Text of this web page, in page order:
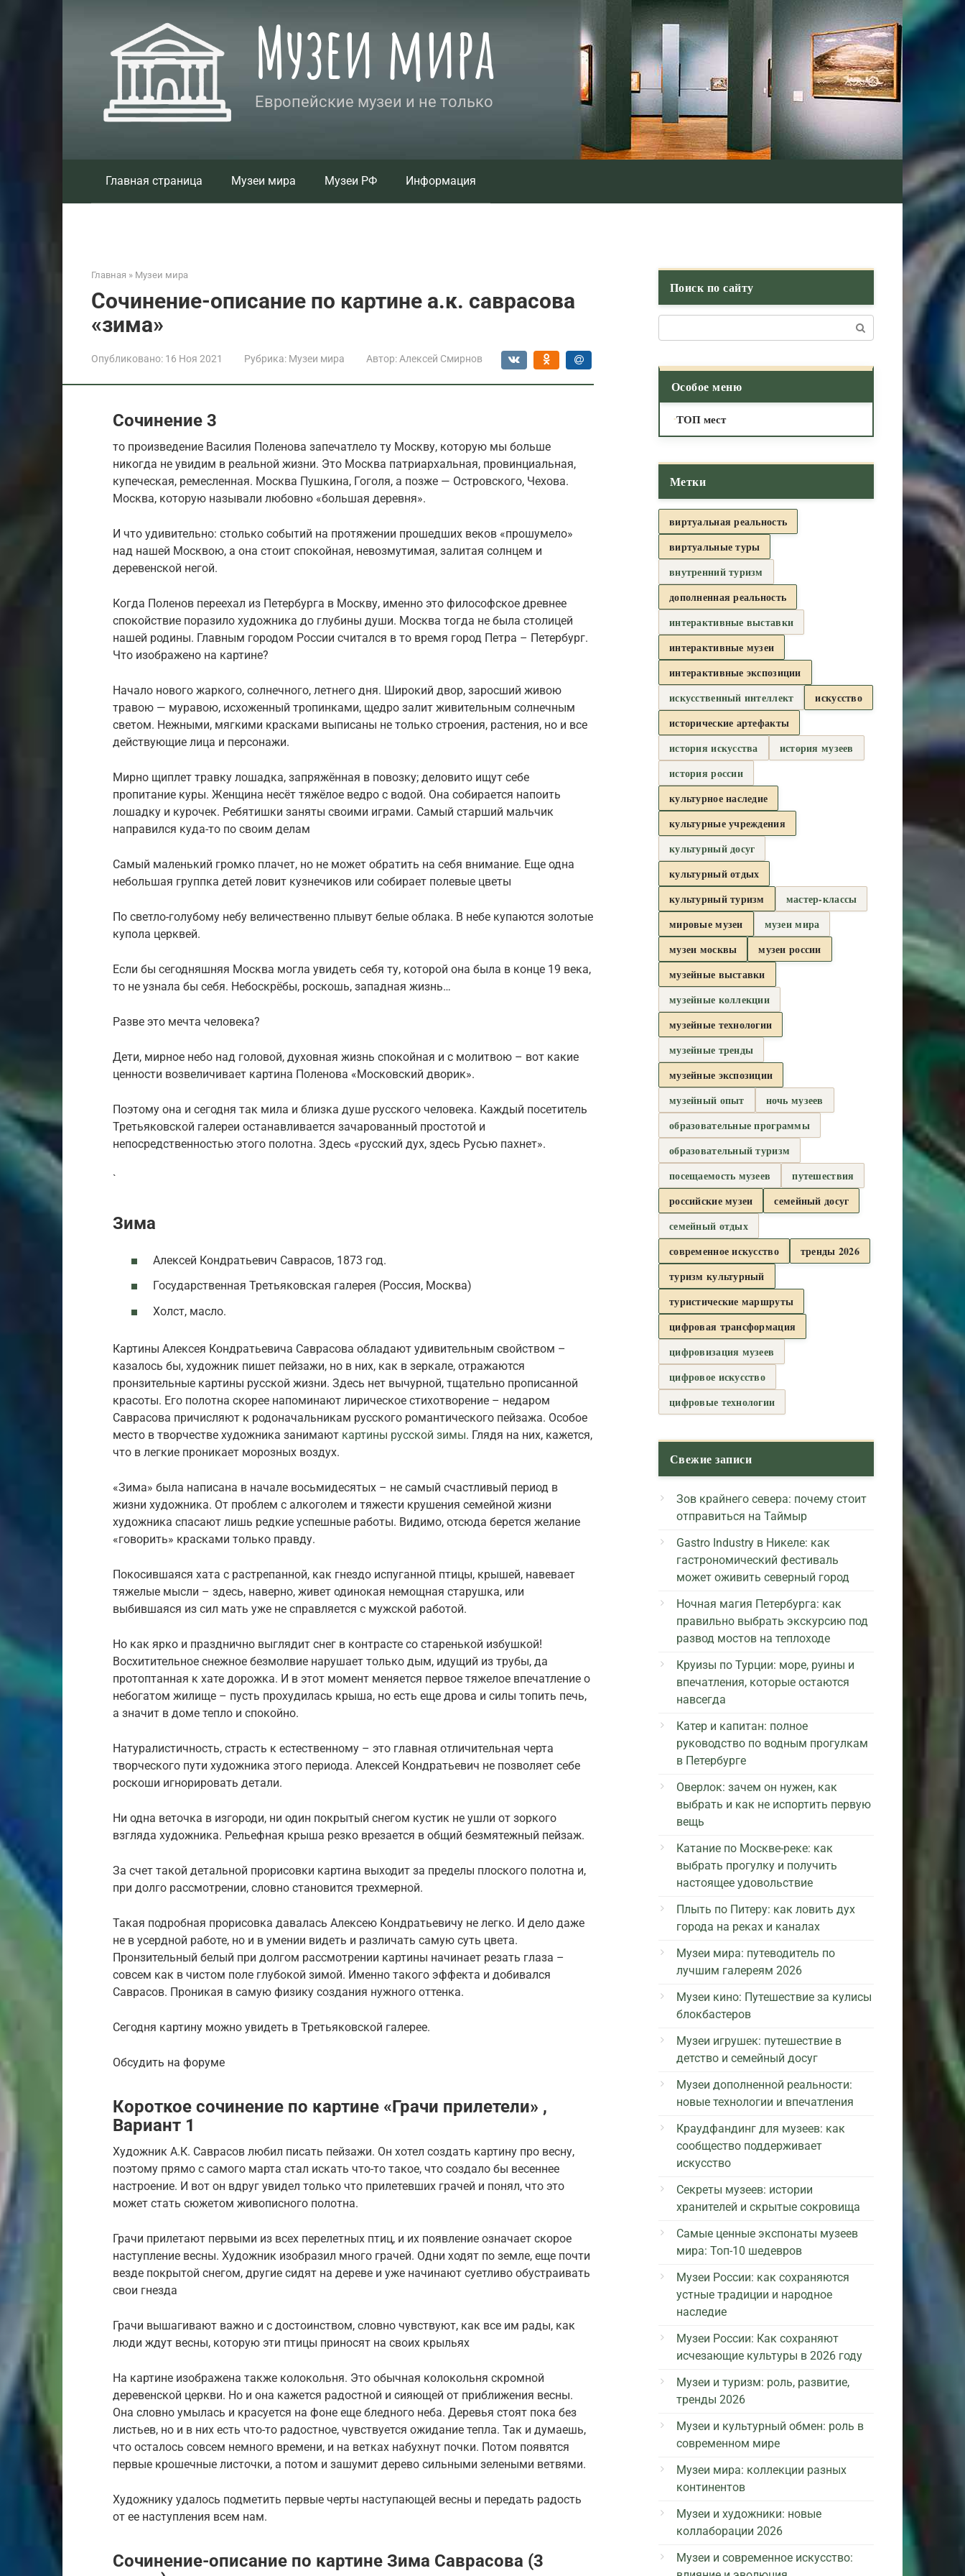
Музеи мира
Европейские музеи и не только
Главная страница Музеи мира Музеи РФ Информация
Главная » Музеи мира
Сочинение-описание по картине а.к. саврасова
«зима»
Опубликовано: 16 Ноя 2021 Рубрика: Музеи мира Автор: Алексей Смирнов
Сочинение 3
то произведение Василия Поленова запечатлело ту Москву, которую мы больше
никогда не увидим в реальной жизни. Это Москва патриархальная, провинциальная,
купеческая, ремесленная. Москва Пушкина, Гоголя, а позже — Островского, Чехова.
Москва, которую называли любовно «большая деревня».
И что удивительно: столько событий на протяжении прошедших веков «прошумело»
над нашей Москвою, а она стоит спокойная, невозмутимая, залитая солнцем и
деревенской негой.
Когда Поленов переехал из Петербурга в Москву, именно это философское древнее
спокойствие поразило художника до глубины души. Москва тогда не была столицей
нашей родины. Главным городом России считался в то время город Петра – Петербург.
Что изображено на картине?
Начало нового жаркого, солнечного, летнего дня. Широкий двор, заросший живою
травою — муравою, исхоженный тропинками, щедро залит живительным солнечным
светом. Нежными, мягкими красками выписаны не только строения, растения, но и все
действующие лица и персонажи.
Мирно щиплет травку лошадка, запряжённая в повозку; деловито ищут себе
пропитание куры. Женщина несёт тяжёлое ведро с водой. Она собирается напоить
лошадку и курочек. Ребятишки заняты своими играми. Самый старший мальчик
направился куда-то по своим делам
Самый маленький громко плачет, но не может обратить на себя внимание. Еще одна
небольшая группка детей ловит кузнечиков или собирает полевые цветы
По светло-голубому небу величественно плывут белые облака. В небе купаются золотые
купола церквей.
Если бы сегодняшняя Москва могла увидеть себя ту, которой она была в конце 19 века,
то не узнала бы себя. Небоскрёбы, роскошь, западная жизнь…
Разве это мечта человека?
Дети, мирное небо над головой, духовная жизнь спокойная и с молитвою – вот какие
ценности возвеличивает картина Поленова «Московский дворик».
Поэтому она и сегодня так мила и близка душе русского человека. Каждый посетитель
Третьяковской галереи останавливается зачарованный простотой и
непосредственностью этого полотна. Здесь «русский дух, здесь Русью пахнет».
`
Зима
Алексей Кондратьевич Саврасов, 1873 год.
Государственная Третьяковская галерея (Россия, Москва)
Холст, масло.
Картины Алексея Кондратьевича Саврасова обладают удивительным свойством –
казалось бы, художник пишет пейзажи, но в них, как в зеркале, отражаются
пронзительные картины русской жизни. Здесь нет вычурной, тщательно прописанной
красоты. Его полотна скорее напоминают лирическое стихотворение – недаром
Саврасова причисляют к родоначальникам русского романтического пейзажа. Особое
место в творчестве художника занимают картины русской зимы. Глядя на них, кажется,
что в легкие проникает морозных воздух.
«Зима» была написана в начале восьмидесятых – не самый счастливый период в
жизни художника. От проблем с алкоголем и тяжести крушения семейной жизни
художника спасают лишь редкие успешные работы. Видимо, отсюда берется желание
«говорить» красками только правду.
Покосившаяся хата с растрепанной, как гнездо испуганной птицы, крышей, навевает
тяжелые мысли – здесь, наверно, живет одинокая немощная старушка, или
выбившаяся из сил мать уже не справляется с мужской работой.
Но как ярко и празднично выглядит снег в контрасте со старенькой избушкой!
Восхитительное снежное безмолвие нарушает только дым, идущий из трубы, да
протоптанная к хате дорожка. И в этот момент меняется первое тяжелое впечатление о
небогатом жилище – пусть прохудилась крыша, но есть еще дрова и силы топить печь,
а значит в доме тепло и спокойно.
Натуралистичность, страсть к естественному – это главная отличительная черта
творческого пути художника этого периода. Алексей Кондратьевич не позволяет себе
роскоши игнорировать детали.
Ни одна веточка в изгороди, ни один покрытый снегом кустик не ушли от зоркого
взгляда художника. Рельефная крыша резко врезается в общий безмятежный пейзаж.
За счет такой детальной прорисовки картина выходит за пределы плоского полотна и,
при долго рассмотрении, словно становится трехмерной.
Такая подробная прорисовка давалась Алексею Кондратьевичу не легко. И дело даже
не в усердной работе, но и в умении видеть и различать самую суть цвета.
Пронзительный белый при долгом рассмотрении картины начинает резать глаза –
совсем как в чистом поле глубокой зимой. Именно такого эффекта и добивался
Саврасов. Проникая в самую физику создания нужного оттенка.
Сегодня картину можно увидеть в Третьяковской галерее.
Обсудить на форуме
Короткое сочинение по картине «Грачи прилетели» ,
Вариант 1
Художник А.К. Саврасов любил писать пейзажи. Он хотел создать картину про весну,
поэтому прямо с самого марта стал искать что-то такое, что создало бы весеннее
настроение. И вот он вдруг увидел только что прилетевших грачей и понял, что это
может стать сюжетом живописного полотна.
Грачи прилетают первыми из всех перелетных птиц, и их появление означает скорое
наступление весны. Художник изобразил много грачей. Одни ходят по земле, еще почти
везде покрытой снегом, другие сидят на дереве и уже начинают суетливо обустраивать
свои гнезда
Грачи вышагивают важно и с достоинством, словно чувствуют, как все им рады, как
люди ждут весны, которую эти птицы приносят на своих крыльях
На картине изображена также колокольня. Это обычная колокольня скромной
деревенской церкви. Но и она кажется радостной и сияющей от приближения весны.
Она словно умылась и красуется на фоне еще бледного неба. Деревья стоят пока без
листьев, но и в них есть что-то радостное, чувствуется ожидание тепла. Так и думаешь,
что осталось совсем немного времени, и на ветках набухнут почки. Потом появятся
первые крошечные листочки, а потом и зашумит дерево сильными зелеными ветвями.
Художнику удалось подметить первые черты наступающей весны и передать радость
от ее наступления всем нам.
Сочинение-описание по картине Зима Саврасова (3
Поиск по сайту
Особое меню
ТОП мест
Метки
виртуальная реальность
виртуальные туры
внутренний туризм
дополненная реальность
интерактивные выставки
интерактивные музеи
интерактивные экспозиции
искусственный интеллект
искусство
исторические артефакты
история искусства
история музеев
история россии
культурное наследие
культурные учреждения
культурный досуг
культурный отдых
культурный туризм
мастер-классы
мировые музеи
музеи мира
музеи москвы
музеи россии
музейные выставки
музейные коллекции
музейные технологии
музейные тренды
музейные экспозиции
музейный опыт
ночь музеев
образовательные программы
образовательный туризм
посещаемость музеев
путешествия
российские музеи
семейный досуг
семейный отдых
современное искусство
тренды 2026
туризм культурный
туристические маршруты
цифровая трансформация
цифровизация музеев
цифровое искусство
цифровые технологии
Свежие записи
Зов крайнего севера: почему стоит
отправиться на Таймыр
Gastro Industry в Никеле: как
гастрономический фестиваль
может оживить северный город
Ночная магия Петербурга: как
правильно выбрать экскурсию под
развод мостов на теплоходе
Круизы по Турции: море, руины и
впечатления, которые остаются
навсегда
Катер и капитан: полное
руководство по водным прогулкам
в Петербурге
Оверлок: зачем он нужен, как
выбрать и как не испортить первую
вещь
Катание по Москве-реке: как
выбрать прогулку и получить
настоящее удовольствие
Плыть по Питеру: как ловить дух
города на реках и каналах
Музеи мира: путеводитель по
лучшим галереям 2026
Музеи кино: Путешествие за кулисы
блокбастеров
Музеи игрушек: путешествие в
детство и семейный досуг
Музеи дополненной реальности:
новые технологии и впечатления
Краудфандинг для музеев: как
сообщество поддерживает
искусство
Секреты музеев: истории
хранителей и скрытые сокровища
Самые ценные экспонаты музеев
мира: Топ-10 шедевров
Музеи России: как сохраняются
устные традиции и народное
наследие
Музеи России: Как сохраняют
исчезающие культуры в 2026 году
Музеи и туризм: роль, развитие,
тренды 2026
Музеи и культурный обмен: роль в
современном мире
Музеи мира: коллекции разных
континентов
Музеи и художники: новые
коллаборации 2026
Музеи и современное искусство: